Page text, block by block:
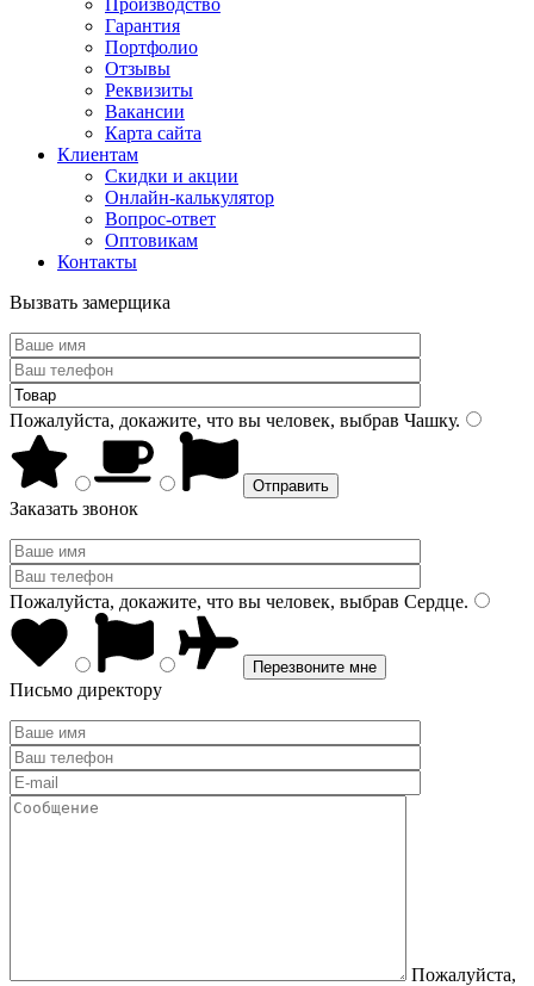
Производство
Гарантия
Портфолио
Отзывы
Реквизиты
Вакансии
Карта сайта
Клиентам
Скидки и акции
Онлайн-калькулятор
Вопрос-ответ
Оптовикам
Контакты
Вызвать замерщика
Пожалуйста, докажите, что вы человек, выбрав Чашку.
Заказать звонок
Пожалуйста, докажите, что вы человек, выбрав Сердце.
Письмо директору
Пожалуйста,